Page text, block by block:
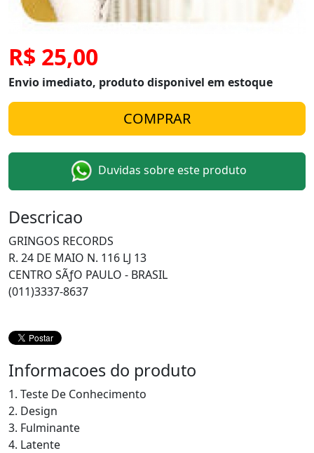
R$ 25,00
Envio imediato, produto disponivel em estoque
Duvidas sobre este produto
Descricao
GRINGOS RECORDS
R. 24 DE MAIO N. 116 LJ 13
CENTRO SÃƒO PAULO - BRASIL
(011)3337-8637
Informacoes do produto
1. Teste De Conhecimento
2. Design
3. Fulminante
4. Latente